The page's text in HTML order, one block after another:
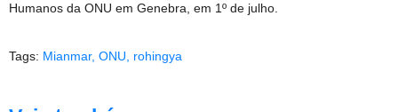
Humanos da ONU em Genebra, em 1º de julho.
Tags: Mianmar, ONU rohingya